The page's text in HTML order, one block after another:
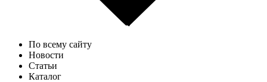
По всему сайту
Новости
Статьи
Каталог